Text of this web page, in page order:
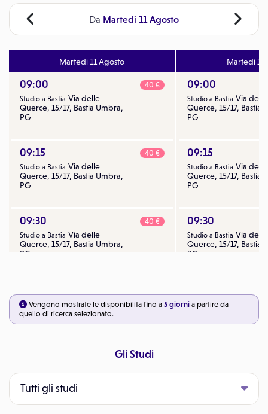
Martedi 11 Agosto
09:00 40 €
Studio a Bastia Via delle
Querce, 15/17, Bastia Umbra,
PG
09:15 40 €
Studio a Bastia Via delle
Querce, 15/17, Bastia Umbra,
PG
09:30 40 €
Studio a Bastia Via delle
Querce, 15/17, Bastia Umbra,
PG
Studio a Bastia Via delle
Querce, 15/17, Bastia Umbra,
PG
Martedi 18
09:00
Studio a Bastia Via delle
Querce, 15/17, Bastia
PG
09:15
Studio a Bastia Via delle
Querce, 15/17, Bastia
PG
09:30
Studio a Bastia Via delle
Querce, 15/17, Bastia
PG
Studio a Bastia
Via delle
PG
Da Martedi 11 Agosto
Vengono mostrate le disponibilità fino a 5 giorni a partire da
quello di ricerca selezionato.
Gli Studi
Tutti gli studi